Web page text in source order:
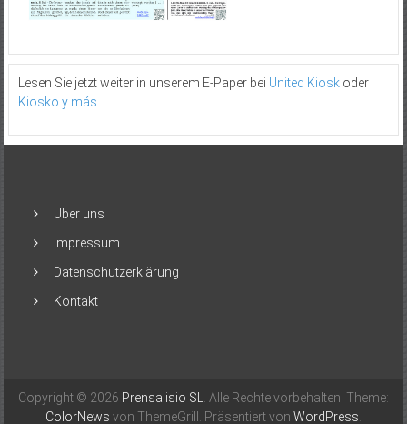
Lesen Sie jetzt weiter in unserem E-Paper bei United Kioskoder
Kiosko y más.
Über uns
Impressum
Datenschutzerklärung
Kontakt
Copyright © 2026 Prensalisio SL. Alle Rechte vorbehalten. Theme:
ColorNews von ThemeGrill. Präsentiert von WordPress.